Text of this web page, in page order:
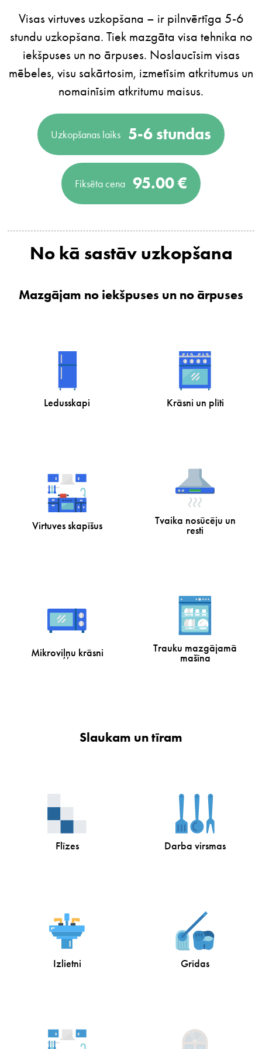
Visas virtuves uzkopšana – ir pilnvērtīga 5-6
stundu uzkopšana. Tiek mazgāta visa tehnika no
iekšpuses un no ārpuses. Noslaucīsim visas
mēbeles, visu sakārtosim, izmetīsim atkritumus un
nomainīsim atkritumu maisus.
Uzkopšanas laiks 5-6 stundas
Fiksēta cena 95.00 €
No kā sastāv uzkopšana
Mazgājam no iekšpuses un no ārpuses
Ledusskapi Krāsni un plīti
Virtuves skapīšus Tvaika nosūcēju un
resti
Mikroviļņu krāsni Trauku mazgājamā
mašīna
Slaukam un tīram
Flīzes Darba virsmas
Izlietni Grīdas